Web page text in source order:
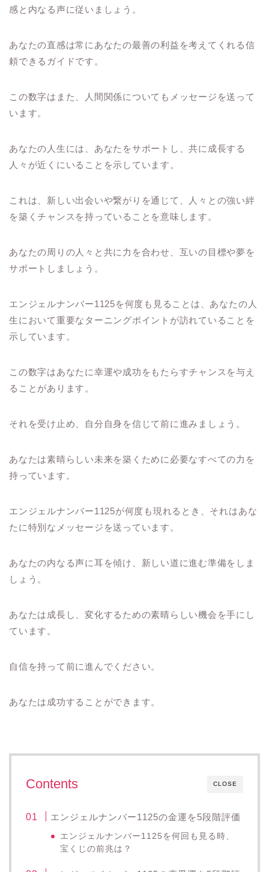
感と内なる声に従いましょう。
あなたの直感は常にあなたの最善の利益を考えてくれる信
頼できるガイドです。
この数字はまた、人間関係についてもメッセージを送って
います。
あなたの人生には、あなたをサポートし、共に成長する
人々が近くにいることを示しています。
これは、新しい出会いや繋がりを通じて、人々との強い絆
を築くチャンスを持っていることを意味します。
あなたの周りの人々と共に力を合わせ、互いの目標や夢を
サポートしましょう。
エンジェルナンバー1125を何度も見ることは、あなたの人
生において重要なターニングポイントが訪れていることを
示しています。
この数字はあなたに幸運や成功をもたらすチャンスを与え
ることがあります。
それを受け止め、自分自身を信じて前に進みましょう。
あなたは素晴らしい未来を築くために必要なすべての力を
持っています。
エンジェルナンバー1125が何度も現れるとき、それはあな
たに特別なメッセージを送っています。
あなたの内なる声に耳を傾け、新しい道に進む準備をしま
しょう。
あなたは成長し、変化するための素晴らしい機会を手にし
ています。
自信を持って前に進んでください。
あなたは成功することができます。
CLOSE
Contents
エンジェルナンバー1125の金運を5段階評価
エンジェルナンバー1125を何回も見る時、
宝くじの前兆は？